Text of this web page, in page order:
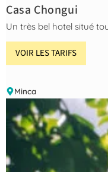
Casa Chongui
Un très bel hotel situé
VOIR LES TARIFS
Minca